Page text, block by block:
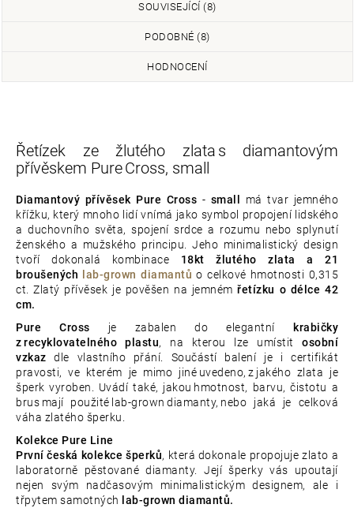
SOUVISEJÍCÍ (8)
PODOBNÉ (8)
HODNOCENÍ
Řetízek ze žlutého zlata s diamantovým
přívěskem Pure Cross, small
Diamantový přívěsek Pure Cross - small
má tvar jemného
křížku, který mnoho lidí vnímá jako symbol propojení lidského
a duchovního světa, spojení srdce a rozumu nebo splynutí
ženského a mužského principu. Jeho minimalistický design
tvoří dokonalá kombinace 18kt žlutého zlata a 21
broušených
lab-grown diamantů o celkové hmotnosti 0,315
ct. Zlatý přívěsek je pověšen na jemnémřetízku o délce 42
cm.
Pure Cross je zabalen do elegantní
krabičky
z recyklovatelného plastu, na kterou lze umístitosobní
vzkaz dle vlastního přání. Součástí balení je i certifikát
pravosti, ve kterém je mimo jiné uvedeno, z jakého zlata je
šperk vyroben. Uvádí také, jakou hmotnost, barvu, čistotu a
brus mají použité lab-grown diamanty, nebo jaká je celková
váha zlatého šperku.
Kolekce Pure Line
První česká kolekce šperků, která dokonale propojuje zlato a
laboratorně pěstované diamanty. Její šperky vás upoutají
nejen svým nadčasovým minimalistickým designem, ale i
třpytem samotných
lab-grown diamantů.